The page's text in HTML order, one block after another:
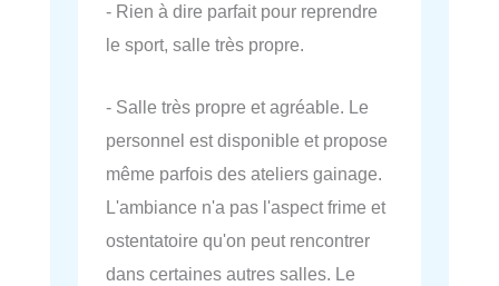
- Rien à dire parfait pour reprendre
le sport, salle très propre.
- Salle très propre et agréable. Le
personnel est disponible et propose
même parfois des ateliers gainage.
L'ambiance n'a pas l'aspect frime et
ostentatoire qu'on peut rencontrer
dans certaines autres salles. Le